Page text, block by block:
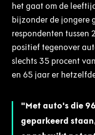
het gaat om de
bijzonder de jongere
respondenten tussen
positief tegenover
slechts 35 procent
en 65 jaar er
Met auto's die
geparkeerd